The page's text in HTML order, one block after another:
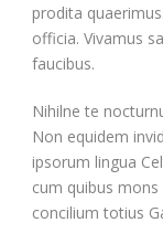
prodita
officia. Vivamus
faucibus.
Nihilne te
Non equidem
ipsorum lingua
cum quibus
concilium totius